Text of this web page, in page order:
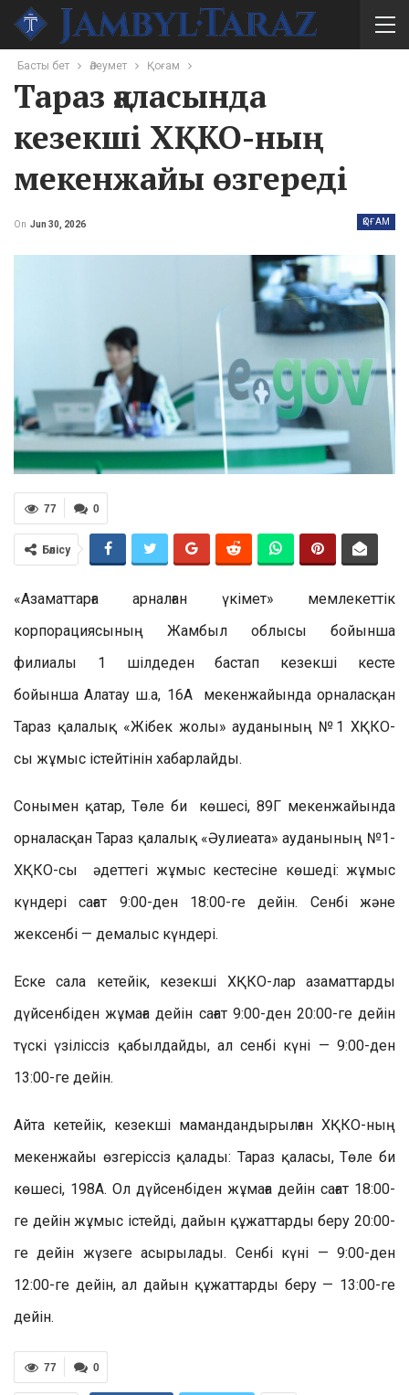
Басты бет Әлеумет Қоғам
Тараз қаласында
кезекші ХҚКО-ның
мекенжайы өзгереді
ҚОҒАМ
On Jun 30, 2026
0
77
Бөлісу
«Азаматтарға арналған үкімет» мемлекеттік
корпорациясының Жамбыл облысы бойынша
филиалы 1 шілдеден бастап кезекші кесте
бойынша Алатау ш.а, 16А мекенжайында орналасқан
Тараз қалалық «Жібек жолы» ауданының №1 ХҚКО-
сы жұмыс істейтінін хабарлайды.
Сонымен қатар, Төле би көшесі, 89Г мекенжайында
орналасқан Тараз қалалық «Әулиеата» ауданының №1-
ХҚКО-сы әдеттегі жұмыс кестесіне көшеді: жұмыс
күндері сағат 9:00-ден 18:00-ге дейін. Сенбі және
жексенбі — демалыс күндері.
Еске сала кетейік, кезекші ХҚКО-лар азаматтарды
дүйсенбіден жұмаға дейін сағат 9:00-ден 20:00-ге дейін
түскі үзіліссіз қабылдайды, ал сенбі күні — 9:00-ден
13:00-ге дейін.
Айта кетейік, кезекші мамандандырылған ХҚКО-ның
мекенжайы өзгеріссіз қалады: Тараз қаласы, Төле би
көшесі, 198А. Ол дүйсенбіден жұмаға дейін сағат 18:00-
ге дейін жұмыс істейді, дайын құжаттарды беру 20:00-
ге дейін жүзеге асырылады. Сенбі күні — 9:00-ден
12:00-ге дейін, ал дайын құжаттарды беру — 13:00-ге
дейін.
0
77